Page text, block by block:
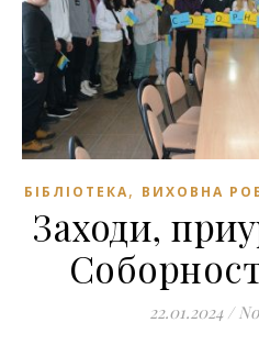
БІБЛІОТЕКА, ВИХОВНА
Заходи,
22.01.2024 /